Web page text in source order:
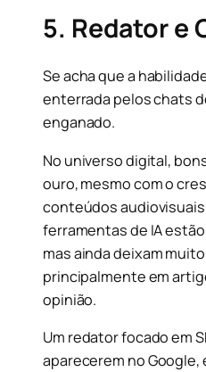
5. Redator e
Se acha que a
enterrada pelos chats
enganado.
No universo digital,
ouro, mesmo com o
conteúdos
ferramentas de IA
mas ainda deixam
principalmente em
opinião.
Um redator focado em
aparecerem no Google,